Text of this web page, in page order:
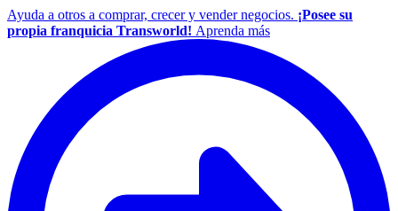
Ayuda a otros a comprar, crecer y vender negocios. ¡Posee su
propia franquicia Transworld! Aprenda más